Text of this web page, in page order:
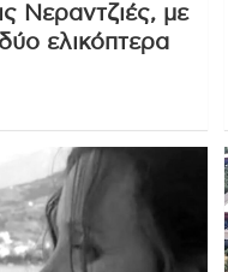
Νεραντζιές, με
ελικόπτερα